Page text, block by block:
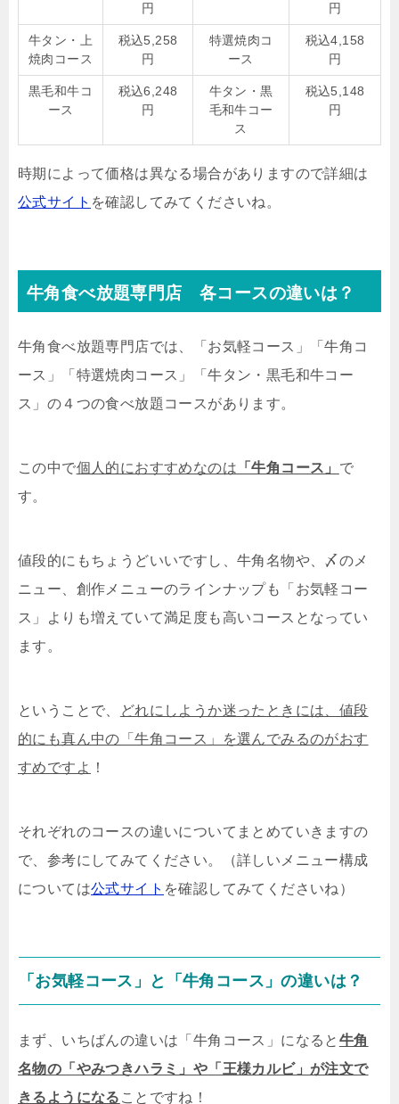
円
円
牛タン・上
焼肉コース
税込5,258
円
特選焼肉コ
ース
税込4,158
円
黒毛和牛コ
ース
税込6,248
円
牛タン・黒
毛和牛コー
ス
税込5,148
円
時期によって価格は異なる場合がありますので詳細は
公式サイト を確認してみてくださいね。
牛角食べ放題専門店 各コースの違いは？
牛角食べ放題専門店では、「お気軽コース」「牛角コ
ース」「特選焼肉コース」「牛タン・黒毛和牛コー
ス」の４つの食べ放題コースがあります。
この中で個人的におすすめなのは 「牛角コース」 で
す。
値段的にもちょうどいいですし、牛角名物や、〆のメ
ニュー、創作メニューのラインナップも「お気軽コー
ス」よりも増えていて満足度も高いコースとなってい
ます。
ということで、
どれにしようか迷ったときには、値段
的にも真ん中の「牛角コース」を選んでみるのがおす
すめですよ ！
それぞれのコースの違いについてまとめていきますの
で、参考にしてみてください。（詳しいメニュー構成
については公式サイト を確認してみてくださいね）
「お気軽コース」と「牛角コース」の違いは？
まず、いちばんの違いは「牛角コース」になると 牛角
名物の「やみつきハラミ」や「王様カルビ」が注文で
きるようになる ことですね！